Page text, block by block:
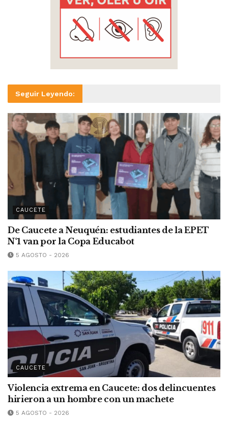
Seguir Leyendo:
CAUCETE
De Caucete a Neuquén: estudiantes de la EPET
N°1 van por la Copa Educabot
5 AGOSTO - 2026
CAUCETE
Violencia extrema en Caucete: dos delincuentes
hirieron a un hombre con un machete
5 AGOSTO - 2026